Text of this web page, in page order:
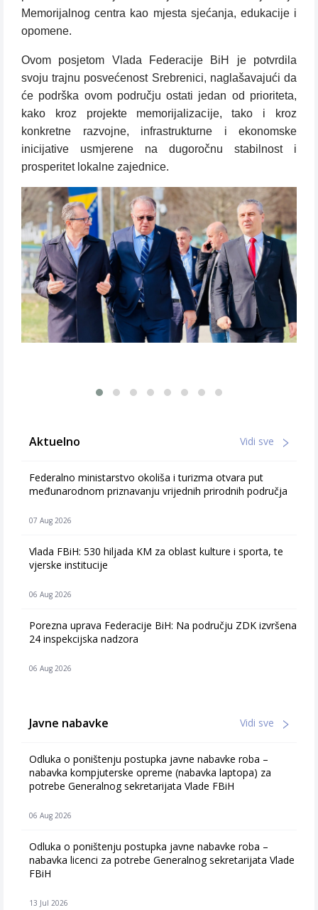
Memorijalnog centra kao mjesta sjećanja, edukacije i
opomene.
Ovom posjetom Vlada Federacije BiH je potvrdila
svoju trajnu posvećenost Srebrenici, naglašavajući da
će podrška ovom području ostati jedan od prioriteta,
kako kroz projekte memorijalizacije, tako i kroz
konkretne razvojne, infrastrukturne i ekonomske
inicijative usmjerene na dugoročnu stabilnost i
prosperitet lokalne zajednice.
Aktuelno Vidi sve
Federalno ministarstvo okoliša i turizma otvara put
međunarodnom priznavanju vrijednih prirodnih područja
07 Aug 2026
Vlada FBiH: 530 hiljada KM za oblast kulture i sporta, te
vjerske institucije
06 Aug 2026
Porezna uprava Federacije BiH: Na području ZDK izvršena
24 inspekcijska nadzora
06 Aug 2026
Javne nabavke Vidi sve
Odluka o poništenju postupka javne nabavke roba –
nabavka kompjuterske opreme (nabavka laptopa) za
potrebe Generalnog sekretarijata Vlade FBiH
06 Aug 2026
Odluka o poništenju postupka javne nabavke roba –
nabavka licenci za potrebe Generalnog sekretarijata Vlade
FBiH
13 Jul 2026